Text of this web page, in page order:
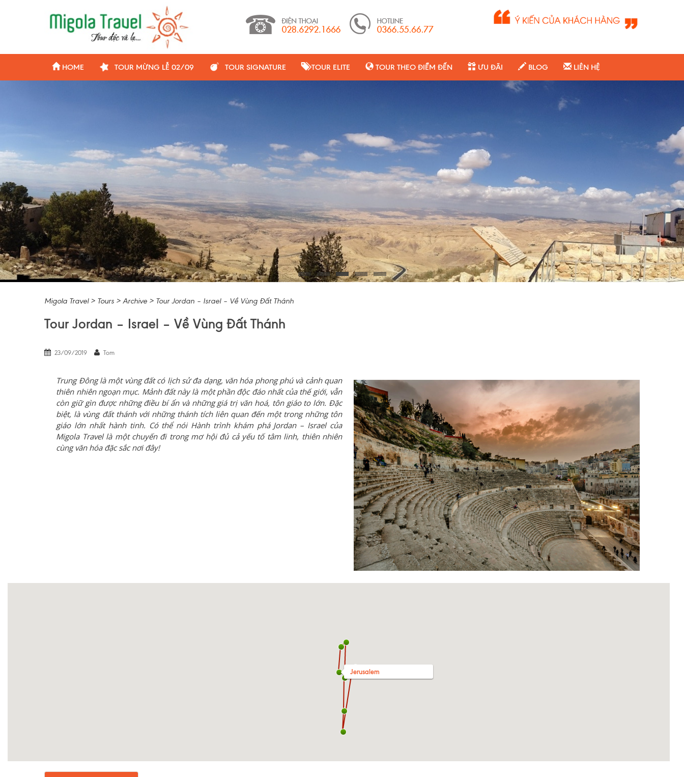
HOME TOUR MỪNG LỄ 02/09 TOUR SIGNATURE TOUR ELITE TOUR THEO ĐIỂM ĐẾN ƯU ĐÃI BLOG LIÊN HỆ
Migola Travel> Tours > Archive > Tour Jordan – Israel – Về Vùng Đất Thánh
Tour Jordan – Israel – Về Vùng Đất Thánh
23/09/2019 Tom
Trung Đông là một vùng đất có lịch sử đa dạng, văn hóa phong phú và cảnh quan
thiên nhiên ngoạn mục. Mảnh đất này là một phần độc đáo nhất của thế giới, vẫn
còn giữ gìn được những điều bí ẩn và những giá trị văn hoá, tôn giáo to lớn. Đặc
biệt, là vùng đất thánh với những thánh tích liên quan đến một trong những tôn
giáo lớn nhất hành tinh. Có thể nói Hành trình khám phá Jordan – Israel của
Migola Travel là một chuyến đi trong mơ hội đủ cả yếu tố tâm linh, thiên nhiên
cùng văn hóa đặc sắc nơi đây!
Jerusalem